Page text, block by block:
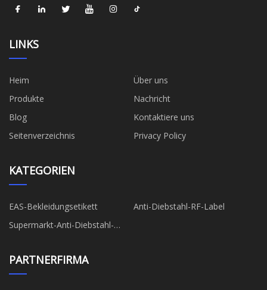
LINKS
Heim
Über uns
Produkte
Nachricht
Blog
Kontaktiere uns
Seitenverzeichnis
Privacy Policy
KATEGORIEN
EAS-Bekleidungsetikett
Anti-Diebstahl-RF-Label
Supermarkt-Anti-Diebstahl-
PARTNERFIRMA